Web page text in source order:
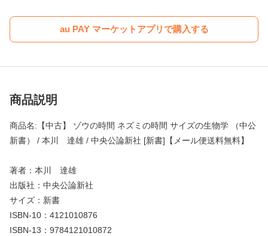
au PAY マーケットアプリで購入する
商品説明
商品名:【中古】 ゾウの時間 ネズミの時間 サイズの生物学 （中公
新書） / 本川 達雄 / 中央公論新社 [新書]【メール便送料無料】
著者：本川 達雄
出版社：中央公論新社
サイズ：新書
ISBN-10：4121010876
ISBN-13：9784121010872